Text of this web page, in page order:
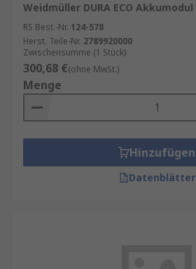
Weidmüller DURA ECO Akkumodul
RS Best.-Nr. 124-578
Herst. Teile-Nr. 2789920000
Zwischensumme (1 Stück)
300,68 €(ohne MwSt.)
Menge
Hinzufügen
Datenblätter